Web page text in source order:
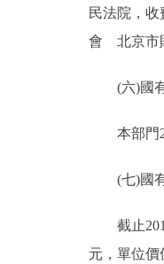
民法院，
會 北京市
(六)國有
本部門
(七)國有
截止2019
元，單位價